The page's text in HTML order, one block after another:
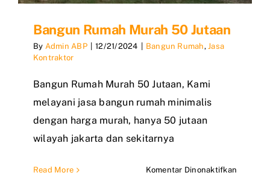
Bangun Rumah Murah 50 Jutaan
By Admin ABP 12/21/2024 Bangun Rumah,Jasa
Kontraktor
Bangun Rumah Murah 50 Jutaan, Kami
melayani jasa bangun rumah minimalis
dengan harga murah, hanya 50 jutaan
wilayah jakarta dan sekitarnya
Read More Komentar Dinonaktifkan